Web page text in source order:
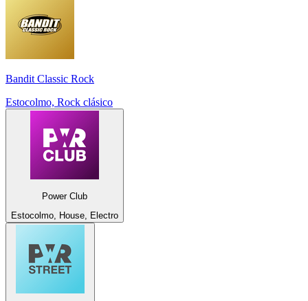
Bandit Classic Rock
Estocolmo, Rock clásico
Power Club
Estocolmo, House, Electro